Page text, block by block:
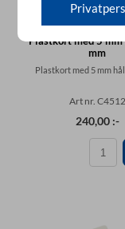
Plastkort med 5
mm
Plastkort med 5 mm
Art nr. C4512
240,00 :-